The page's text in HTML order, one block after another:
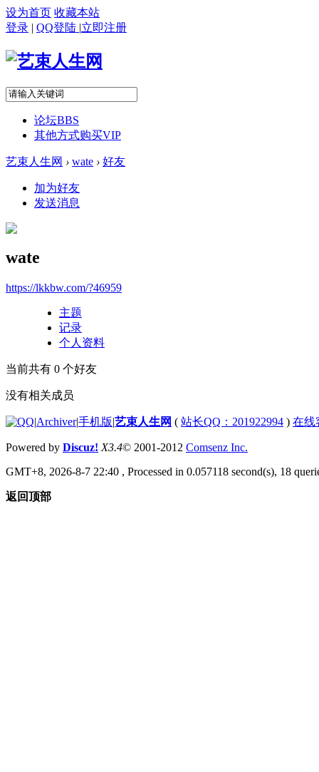
设为首页 收藏本站
登录 | QQ登陆 |立即注册
论坛BBS
其他方式购买VIP
艺束人生网 › wate › 好友
加为好友
发送消息
wate
https://lkkbw.com/?46959
主题
记录
个人资料
当前共有 0 个好友
没有相关成员
|Archiver|手机版|艺束人生网 ( 站长QQ：201922994 ) 在线
Powered by Discuz! X3.4© 2001-2012 Comsenz Inc.
GMT+8, 2026-8-7 22:40 , Processed in 0.057118 second(s), 18
返回顶部